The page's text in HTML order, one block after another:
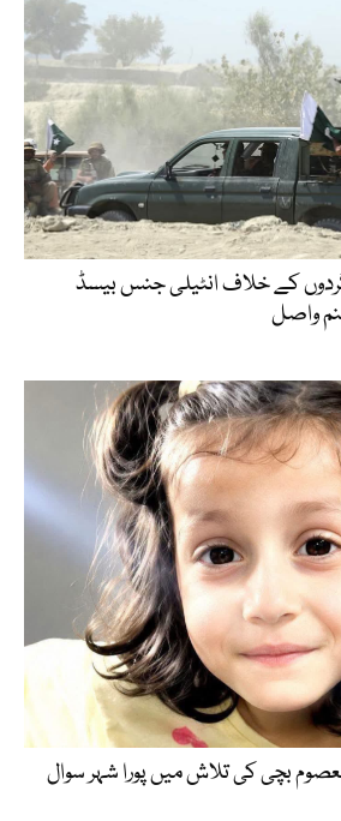
کے خلاف انٹیلی جنس بیسڈ
بچی کی تلاش میں پورا شہر سوال